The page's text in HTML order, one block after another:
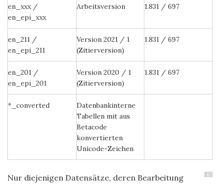
en_xxx /
en_epi_xxx
Arbeitsversion 1.831 / 697
en_211 /
en_epi_211
Version 2021 / 1
(Zitierversion)
1.831 / 697
en_201 /
en_epi_201
Version 2020 / 1
(Zitierversion)
1.831 / 697
*_converted
Datenbankinterne
Tabellen mit aus
Betacode
konvertierten
Unicode-Zeichen
12
Nur diejenigen Datensätze, deren Bearbeitung